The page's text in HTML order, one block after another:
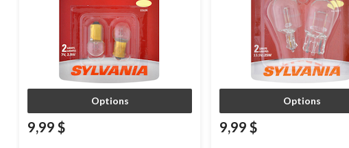
Options
9,99 $
Options
9,99 $